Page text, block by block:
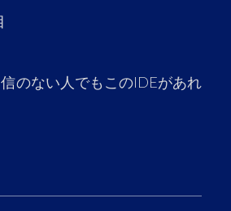
のない人でもこのIDEがあれ